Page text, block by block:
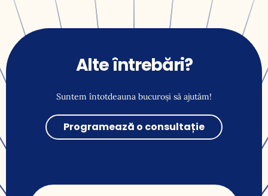
Alte întrebări?
Suntem întotdeauna bucuroși să ajutăm!
Programează o consultație